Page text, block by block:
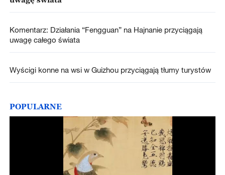
Komentarz: Działania “Fengguan” na Hajnanie przyciągają
uwagę całego świata
Wyścigi konne na wsi w Guizhou przyciągają tłumy turystów
POPULARNE